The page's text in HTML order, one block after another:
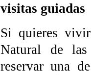
visitas guiadas
Si quieres
Natural de las
reservar una